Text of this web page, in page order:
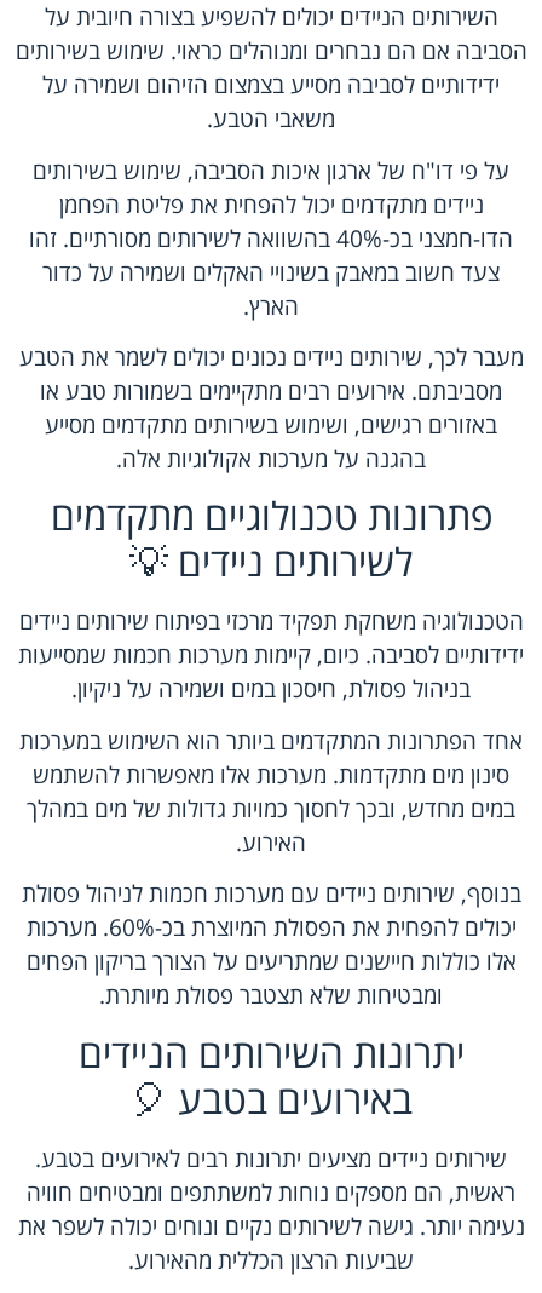
השירותים הניידים יכולים להשפיע בצורה חיובית על
הסביבה אם הם נבחרים ומנוהלים כראוי. שימוש בשירותים
ידידותיים לסביבה מסייע בצמצום הזיהום ושמירה על
משאבי הטבע.
על פי דו"ח של ארגון איכות הסביבה, שימוש בשירותים
ניידים מתקדמים יכול להפחית את פליטת הפחמן
הדו-חמצני בכ-40% בהשוואה לשירותים מסורתיים. זהו
צעד חשוב במאבק בשינויי האקלים ושמירה על כדור
הארץ.
מעבר לכך, שירותים ניידים נכונים יכולים לשמר את הטבע
מסביבתם. אירועים רבים מתקיימים בשמורות טבע או
באזורים רגישים, ושימוש בשירותים מתקדמים מסייע
בהגנה על מערכות אקולוגיות אלה.
פתרונות טכנולוגיים מתקדמים
לשירותים ניידים 💡
הטכנולוגיה משחקת תפקיד מרכזי בפיתוח שירותים ניידים
ידידותיים לסביבה. כיום, קיימות מערכות חכמות שמסייעות
בניהול פסולת, חיסכון במים ושמירה על ניקיון.
אחד הפתרונות המתקדמים ביותר הוא השימוש במערכות
סינון מים מתקדמות. מערכות אלו מאפשרות להשתמש
במים מחדש, ובכך לחסוך כמויות גדולות של מים במהלך
האירוע.
בנוסף, שירותים ניידים עם מערכות חכמות לניהול פסולת
יכולים להפחית את הפסולת המיוצרת בכ-60%. מערכות
אלו כוללות חיישנים שמתריעים על הצורך בריקון הפחים
ומבטיחות שלא תצטבר פסולת מיותרת.
יתרונות השירותים הניידים
באירועים בטבע 🎈
שירותים ניידים מציעים יתרונות רבים לאירועים בטבע.
ראשית, הם מספקים נוחות למשתתפים ומבטיחים חוויה
נעימה יותר. גישה לשירותים נקיים ונוחים יכולה לשפר את
שביעות הרצון הכללית מהאירוע.